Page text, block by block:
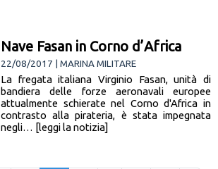
Nave Fasan in Corno d’Africa
22/08/2017 | MARINA MILITARE
La fregata italiana Virginio Fasan, unità di
bandiera delle forze aeronavali europee
attualmente schierate nel Corno d'Africa in
contrasto alla pirateria, è stata impegnata
negli… [leggi la notizia]